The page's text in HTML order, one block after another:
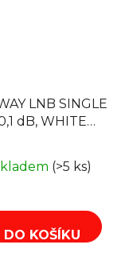
LNB SINGLE
dB, WHITE
(>5 ks)
DO KOŠÍKU